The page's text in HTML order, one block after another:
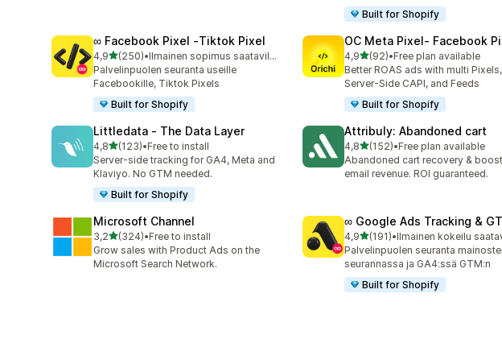
Built for Shopify
∞ Facebook Pixel ‑Tiktok Pixel
4,9/ 5 tähteä
(250)
250 arvostelua yhteensä
•
Ilmainen sopimus saatavilla
Palvelinpuolen seuranta useille
Facebookille, Tiktok Pixels
Built for Shopify
OC Meta Pixel‑ Facebook
4,9/ 5 tähteä
(92)
92 arvostelua yhteensä
•Free plan available
Better ROAS ads with multi Pixels,
Server-Side CAPI, and Feeds
Built for Shopify
Littledata ‑ The Data Layer
4,8/ 5 tähteä
(123)
123 arvostelua yhteensä
•Free to install
Server-side tracking for GA4, Meta and
Klaviyo. No GTM needed.
Built for Shopify
Attribuly: Abandoned cart
4,8/ 5 tähteä
(152)
152 arvostelua yhteensä
•Free plan available
Abandoned cart recovery & boost
email revenue. ROI guaranteed.
Microsoft Channel
3,2/ 5 tähteä
(324)
324 arvostelua yhteensä
•Free to install
Grow sales with Product Ads on the
Microsoft Search Network.
∞ Google Ads Tracking &
4,9/ 5 tähteä
(191)
191 arvostelua yhteensä
•Ilmainen kokeilu
Palvelinpuolen seuranta
seurannassa ja GA4:ssä GTM:n
Built for Shopify